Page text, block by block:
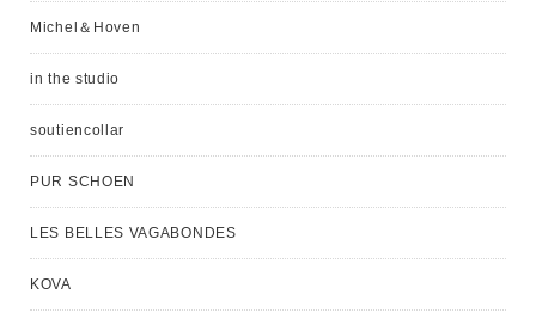
Michel＆Hoven
in the studio
soutiencollar
PUR SCHOEN
LES BELLES VAGABONDES
KOVA